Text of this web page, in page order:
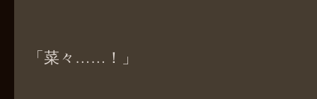
「菜々……！」